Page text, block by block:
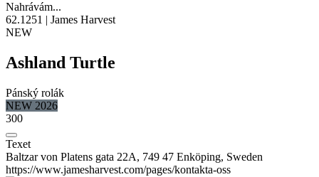
Nahrávám...
62.1251 | James Harvest
NEW
Ashland Turtle
Pánský rolák
NEW 2026
300
Texet
Baltzar von Platens gata 22A, 749 47 Enköping, Sweden
https://www.jamesharvest.com/pages/kontakta-oss